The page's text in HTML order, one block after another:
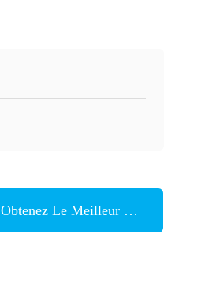
Obtenez Le Meilleur Prix